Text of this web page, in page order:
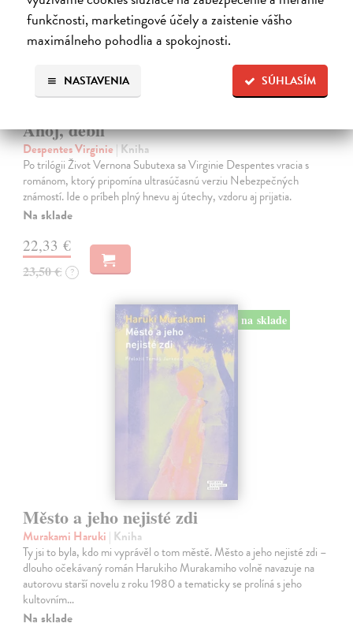
funkčnosti, marketingové účely a zaistenie vášho
maximálneho pohodlia a spokojnosti.
SÚHLASÍM
NASTAVENIA
Ahoj, debil
Despentes Virginie| Kniha
Po trilógii Život Vernona Subutexa sa Virginie Despentes vracia s
románom, ktorý pripomína ultrasúčasnú verziu Nebezpečných
známostí. Ide o príbeh plný hnevu aj útechy, vzdoru aj prijatia.
Na sklade
22,33 €
23,50 € ?
na sklade
Město a jeho nejisté zdi
Murakami Haruki | Kniha
Ty jsi to byla, kdo mi vyprávěl o tom městě. Město a jeho nejisté zdi –
dlouho očekávaný román Harukiho Murakamiho volně navazuje na
autorovu starší novelu z roku 1980 a tematicky se prolíná s jeho
kultovním…
Na sklade